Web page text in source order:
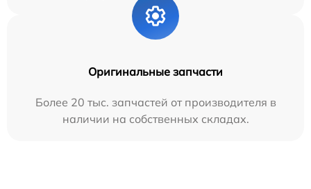
Оригинальные запчасти
Более 20 тыс. запчастей от производителя в
наличии на собственных складах.